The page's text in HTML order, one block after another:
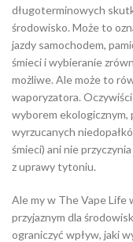
długoterminowych
środowisko. Może to
jazdy samochodem,
śmieci i wybieranie
możliwe. Ale może to
waporyzatora.
wyborem ekologicznym,
wyrzucanych
śmieci) ani nie
z uprawy tytoniu.
Ale my w The Vape Life
przyjaznym dla
ograniczyć wpływ, jaki